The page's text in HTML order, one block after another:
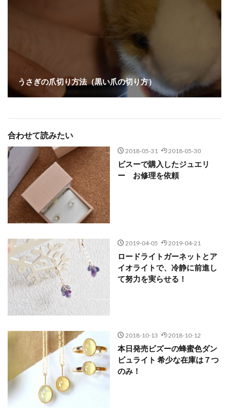
うさぎの爪切り方法（黒い爪の切り方）
合わせて読みたい
2018-05-31 2018-05-30
ビスーで購入したジュエリ
ー お修理を依頼
2019-04-05 2019-04-21
ロードライトガーネットとア
イオライトで、冷静に前進し
て努力を実らせる！
2018-10-13 2018-10-12
本日発売ビズーの蜂蜜色ダン
ビュライト 希少な在庫は７つ
のみ！